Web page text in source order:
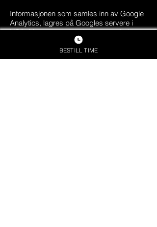
Informasjonen som samles inn av Google
Analytics, lagres på Googles servere i
USA. Mottatte opplysninger er underlagt
Googles retningslinjer for personvern
BESTILL TIME